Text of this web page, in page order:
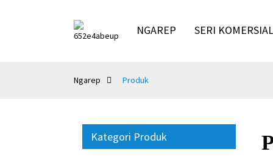
NGAREP SERI KOMERSIAL
Ngarep Produk
Kategori Produk